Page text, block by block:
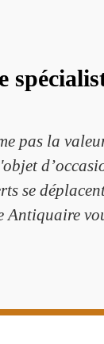
pas la
se
Antiquaire